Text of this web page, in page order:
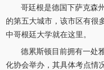
哥廷根是德国下萨克森
的第五大城市，该市区有很
中哥根廷大学就在这里。
德累斯顿目前拥有一处
化协会举办，其具体考点情